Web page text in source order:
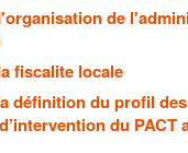
de
fiscalite locale
définition du profil
du PACT